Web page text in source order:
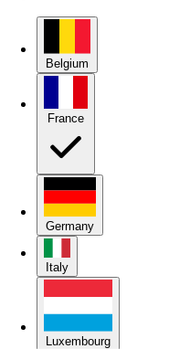
Belgium
Germany
Italy
Luxembourg